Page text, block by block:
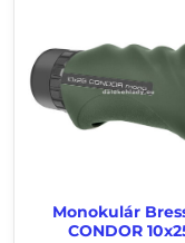
Monokulár
CONDOR